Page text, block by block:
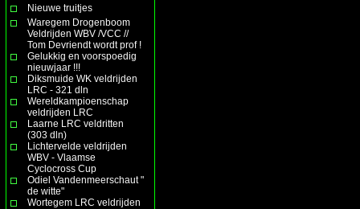
Nieuwe truitjes
Waregem Drogenboom
Veldrijden WBV /VCC //
Tom Devriendt wordt prof !
Gelukkig en voorspoedig
nieuwjaar !!!
Diksmuide WK veldrijden
LRC - 321 dln
Wereldkampioenschap
veldrijden LRC
Laarne LRC veldritten
(303 dln)
Lichtervelde veldrijden
WBV - Vlaamse
Cyclocross Cup
Odiel Vandenmeerschaut "
de witte"
Wortegem LRC veldrijden